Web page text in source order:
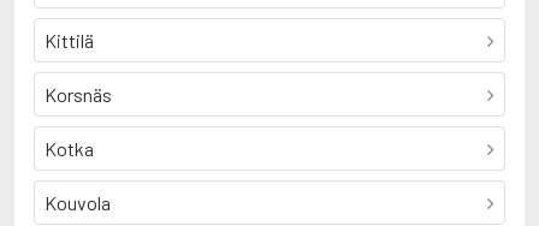
Kittilä
Korsnäs
Kotka
Kouvola